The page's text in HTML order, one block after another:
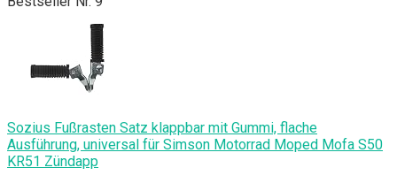
Sozius Fußrasten Satz klappbar mit Gummi, flache
Ausführung, universal für Simson Motorrad Moped Mofa S50
KR51 Zündapp